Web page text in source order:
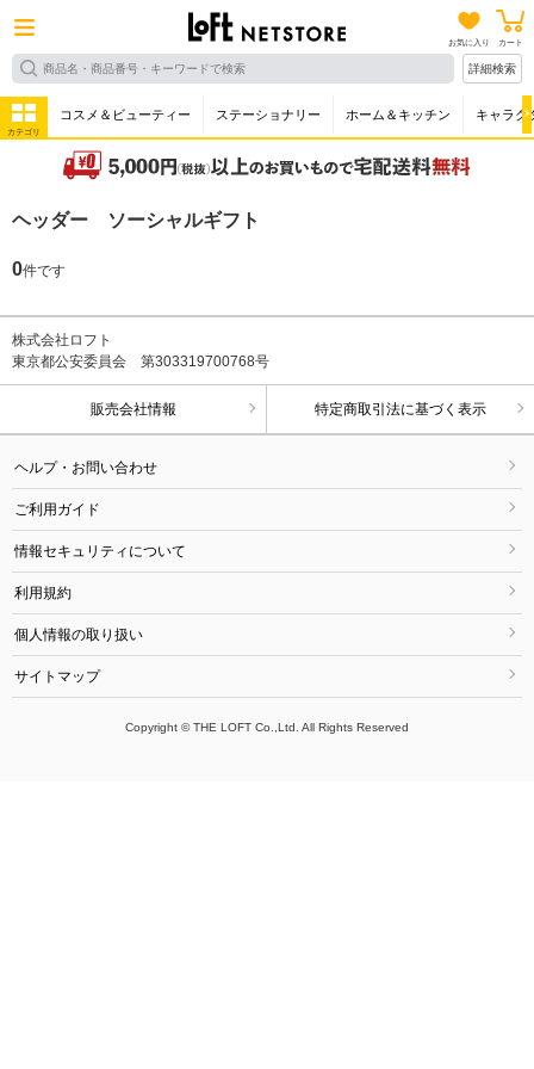
お気に入り カート
詳細検索
カテゴリ
コスメ＆ビューティー ステーショナリー ホーム＆キッチン キャラク
ヘッダー ソーシャルギフト
0件です
株式会社ロフト
東京都公安委員会 第303319700768号
販売会社情報 特定商取引法に基づく表示
ヘルプ・お問い合わせ
ご利用ガイド
情報セキュリティについて
利用規約
個人情報の取り扱い
サイトマップ
Copyright © THE LOFT Co.,Ltd. All Rights Reserved